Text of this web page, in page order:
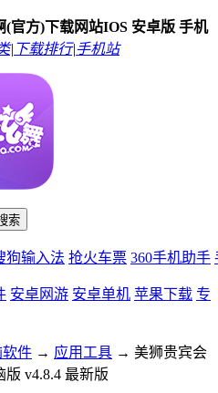
官方)下载网站IOS 安卓版 手机
| 下载排行|手机站
狗输入法 抢火车票 360手机助手
安卓网游 安卓单机 苹果下载 专
软件 → 应用工具 → 美狮贵宾会
v4.8.4 最新版